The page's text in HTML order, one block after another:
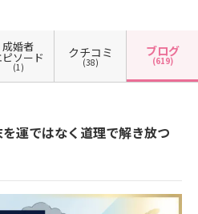
成婚者
ピソード
(1)
クチコミ
(38)
ブログ
(619)
運ではなく道理で解き放つ